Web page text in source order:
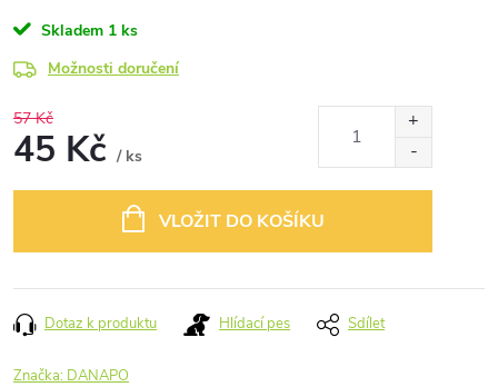
Skladem 1 ks
Možnosti doručení
57 Kč
45 Kč / ks
VLOŽIT DO KOŠÍKU
Dotaz k produktu Hlídací pes Sdílet
Značka: DANAPO